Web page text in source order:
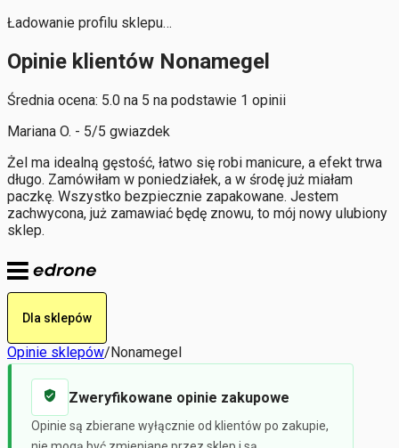
Ładowanie profilu sklepu…
Opinie klientów Nonamegel
Średnia ocena: 5.0 na 5 na podstawie 1 opinii
Mariana O. - 5/5 gwiazdek
Żel ma idealną gęstość, łatwo się robi manicure, a efekt trwa
długo. Zamówiłam w poniedziałek, a w środę już miałam
paczkę. Wszystko bezpiecznie zapakowane. Jestem
zachwycona, już zamawiać będę znowu, to mój nowy ulubiony
sklep.
Dla sklepów
Opinie sklepów/Nonamegel
Zweryfikowane opinie zakupowe
Opinie są zbierane wyłącznie od klientów po zakupie,